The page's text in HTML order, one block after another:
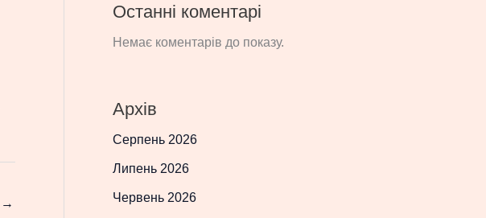
→
Останні коментарі
Немає коментарів до показу.
Архів
Серпень 2026
Липень 2026
Червень 2026